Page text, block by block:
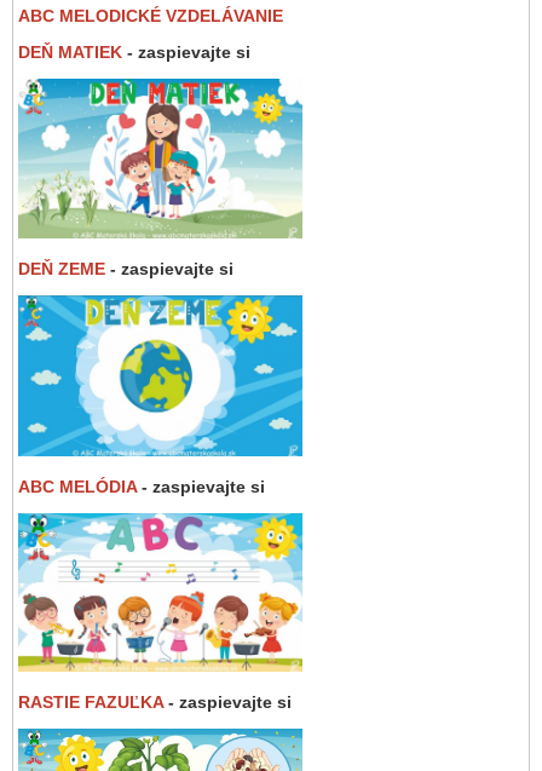
ABC MELODICKÉ VZDELÁVANIE
DEŇ MATIEK - zaspievajte si
DEŇ ZEME - zaspievajte si
ABC MELÓDIA- zaspievajte si
RASTIE FAZUĽKA- zaspievajte si